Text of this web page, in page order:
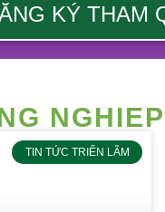
KÝ THAM
NGHIEP
TIN TỨC TRIỂN LÃM